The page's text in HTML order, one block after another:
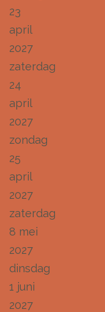
23
april
2027
zaterdag
24
april
2027
zondag
25
april
2027
zaterdag
8 mei
2027
dinsdag
1 juni
2027